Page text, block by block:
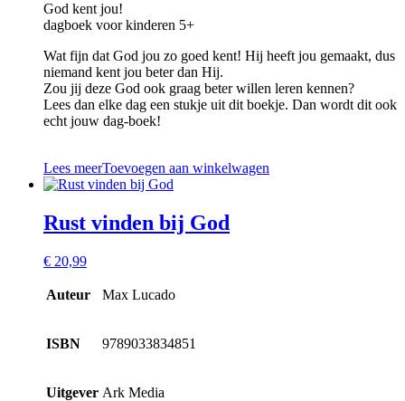
God kent jou!
dagboek voor kinderen 5+
Wat fijn dat God jou zo goed kent! Hij heeft jou gemaakt, dus
niemand kent jou beter dan Hij.
Zou jij deze God ook graag beter willen leren kennen?
Lees dan elke dag een stukje uit dit boekje. Dan wordt dit ook
echt jouw dag-boek!
Lees meerToevoegen aan winkelwagen
Rust vinden bij God
€ 20,99
Auteur Max Lucado
ISBN 9789033834851
Uitgever Ark Media